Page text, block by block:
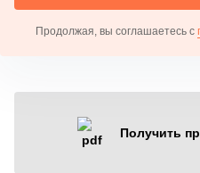
Продолжая, вы соглашаетесь с
Получить